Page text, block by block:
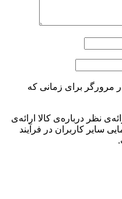
مرورگر برای زمانی که
نظر درباره‌ی کالا ارائه‌ی
سایر کاربران در فرآیند